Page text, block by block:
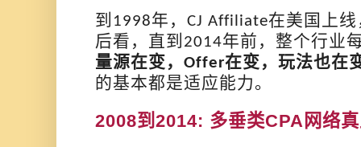
到 1998年， CJ Affiliate在美国上
后看，直到 2014年前，整个行业
量源在变， Offer在变，玩法也在
的基本都是适应能力。
2008到 2014: 多垂类CPA 网络